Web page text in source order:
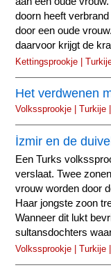
doorn heeft
door een oude
daarvoor krijgt de
Kettingsprookje |
Het verdwenen
Volkssprookje | Turkije
İzmir en de
Een Turks
verslaat. Twee
vrouw worden door
Haar jongste zoon
Wanneer dit lukt
sultansdochters
Volkssprookje | Turkije